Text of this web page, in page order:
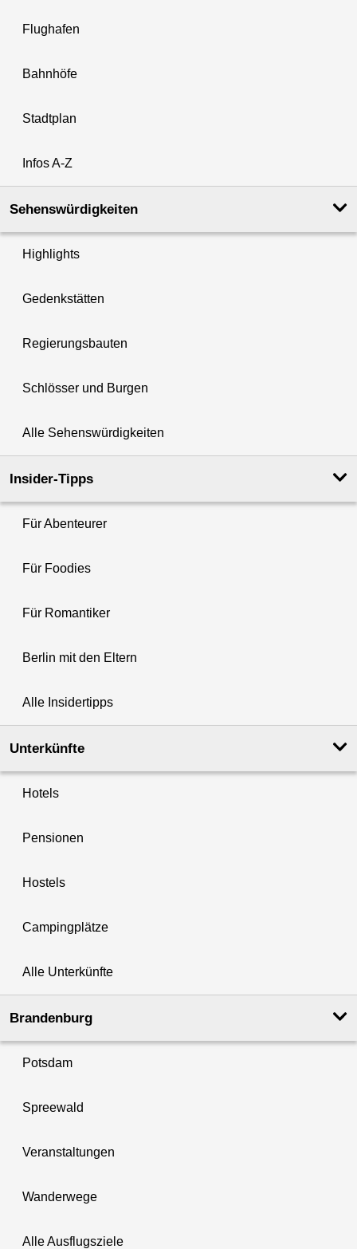
Flughafen
Bahnhöfe
Stadtplan
Infos A-Z
Sehenswürdigkeiten
Highlights
Gedenkstätten
Regierungsbauten
Schlösser und Burgen
Alle Sehenswürdigkeiten
Insider-Tipps
Für Abenteurer
Für Foodies
Für Romantiker
Berlin mit den Eltern
Alle Insidertipps
Unterkünfte
Hotels
Pensionen
Hostels
Campingplätze
Alle Unterkünfte
Brandenburg
Potsdam
Spreewald
Veranstaltungen
Wanderwege
Alle Ausflugsziele